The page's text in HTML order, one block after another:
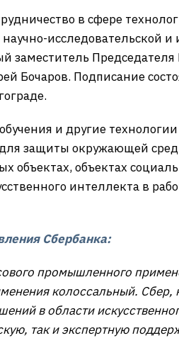
в сфере
исследовательской
заместитель
Бочаров. Подписание
и другие технологии
защиты окружающей
объектах, объектах
интеллекта в
Сбербанка:
промышленного
колоссальный.
в области
так и экспертную